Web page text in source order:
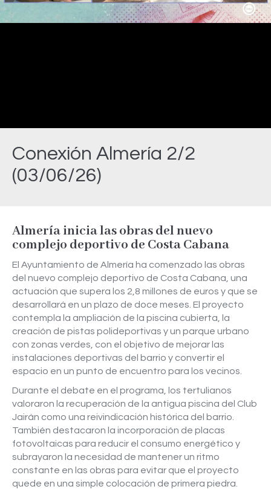
Conexión Almería 2/2
(03/06/26)
Video
Almería inicia las obras del nuevo
complejo deportivo de Costa Cabana
El Ayuntamiento de Almería ha comenzado las obras
del nuevo complejo deportivo de Costa Cabana, una
actuación que supera los 2,8 millones de euros y que se
desarrollará en un plazo de doce meses. El proyecto
contempla la ampliación de la piscina cubierta, la
creación de pistas polideportivas y un parque urbano
con zonas verdes, con el objetivo de mejorar las
instalaciones deportivas del barrio y convertir el
espacio en un punto de encuentro para los vecinos.
Durante el debate en el programa, los tertulianos
valoraron la recuperación de la antigua piscina del Club
Jairán como una reivindicación histórica del barrio.
También destacaron la incorporación de placas
fotovoltaicas para reducir el consumo energético y
subrayaron la necesidad de mantener un ritmo
constante en las obras para evitar que el proyecto
quede en una simple colocación de primera piedra.